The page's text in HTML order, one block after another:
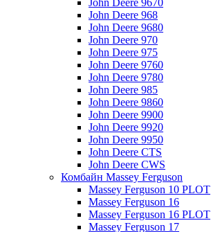
John Deere 9670
John Deere 968
John Deere 9680
John Deere 970
John Deere 975
John Deere 9760
John Deere 9780
John Deere 985
John Deere 9860
John Deere 9900
John Deere 9920
John Deere 9950
John Deere CTS
John Deere CWS
Комбайн Massey Ferguson
Massey Ferguson 10 PLOT
Massey Ferguson 16
Massey Ferguson 16 PLOT
Massey Ferguson 17